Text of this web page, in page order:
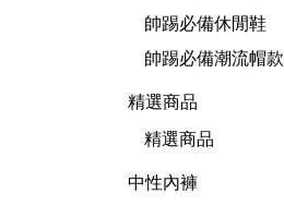
帥踢必備休閒鞋
帥踢必備潮流帽款
精選商品
精選商品
中性內褲